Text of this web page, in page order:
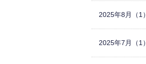
2025年8月（1）
2025年7月（1）